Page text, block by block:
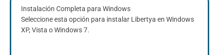
Instalación Completa para Windows
Seleccione esta opción para instalar Libertya en Windows
XP, Vista o Windows 7.